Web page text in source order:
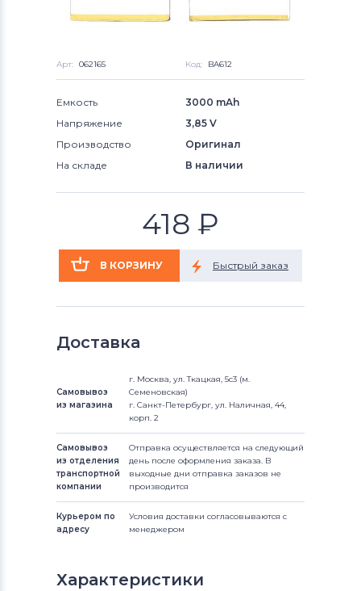
Арт: 062165 Код: BA612
Емкость
3000 mAh
Напряжение
3,85 V
Производство
Оригинал
На складе
В наличии
418 ₽
Доставка
Самовывоз
из магазина
г. Москва, ул. Ткацкая, 5с3 (м.
Семеновская)
г. Санкт-Петербург, ул. Наличная, 44,
корп. 2
Самовывоз
из отделения
транспортной
компании
Отправка осуществляется на следующий
день после оформления заказа. В
выходные дни отправка заказов не
производится
Курьером по
адресу
Условия доставки согласовываются с
менеджером
Характеристики